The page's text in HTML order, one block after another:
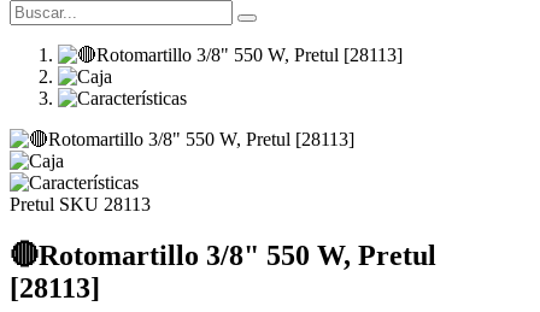
Pretul SKU 28113
🔴Rotomartillo 3/8" 550 W, Pretul
[28113]